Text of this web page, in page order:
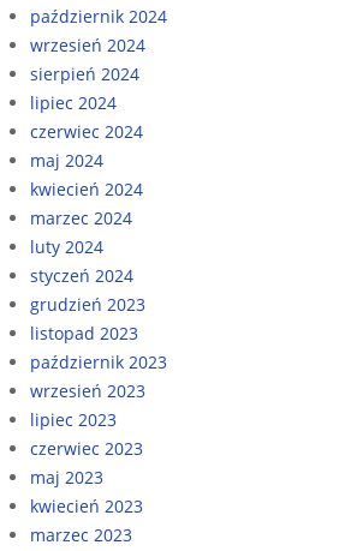
październik 2024
wrzesień 2024
sierpień 2024
lipiec 2024
czerwiec 2024
maj 2024
kwiecień 2024
marzec 2024
luty 2024
styczeń 2024
grudzień 2023
listopad 2023
październik 2023
wrzesień 2023
lipiec 2023
czerwiec 2023
maj 2023
kwiecień 2023
marzec 2023